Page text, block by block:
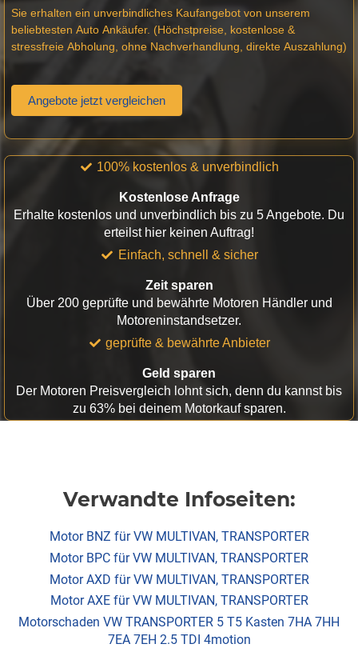
Sie erhalten ein unverbindliches Kaufangebot von unserem
beliebtesten Auto Ankäufer. (Höchstpreise, kostenlose &
stressfreie Abholung, ohne Nachverhandlung, direkte Auszahlung)
Angebote jetzt vergleichen
100% kostenlos & unverbindlich
Kostenlose Anfrage
Erhalte kostenlos und unverbindlich bis zu 5 Angebote. Du
erteilst hier keinen Auftrag!
Einfach, schnell & sicher
Zeit sparen
Über 200 geprüfte und bewährte Motoren Händler und
Motoreninstandsetzer.
geprüfte & bewährte Anbieter
Geld sparen
Der Motoren Preisvergleich lohnt sich, denn du kannst bis
zu 63% bei deinem Motorkauf sparen.
Verwandte Infoseiten:
Motor BNZ für VW MULTIVAN, TRANSPORTER
Motor BPC für VW MULTIVAN, TRANSPORTER
Motor AXD für VW MULTIVAN, TRANSPORTER
Motor AXE für VW MULTIVAN, TRANSPORTER
Motorschaden VW TRANSPORTER 5 T5 Kasten 7HA 7HH
7EA 7EH 2.5 TDI 4motion